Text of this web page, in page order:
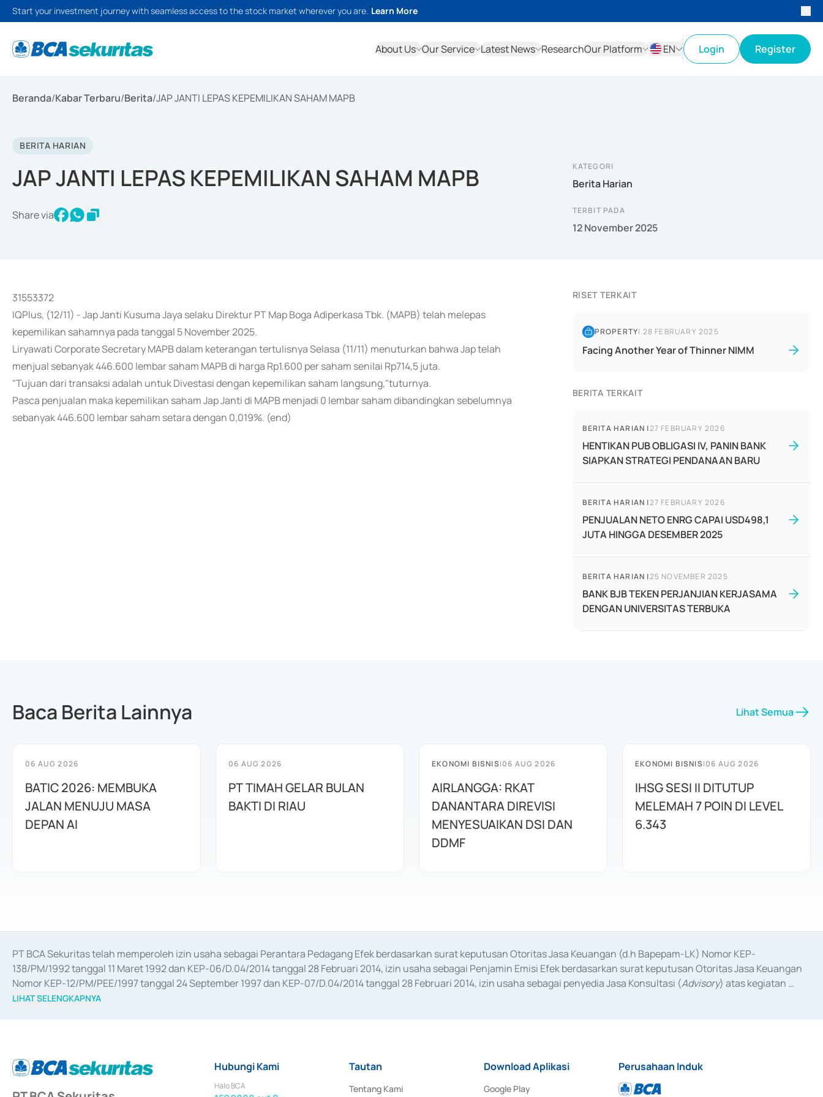
Start your investment journey with seamless access to the stock market wherever you are. Learn More
About Us Our Service Latest News ResearchOur Platform
EN
Login Register
Beranda/Kabar Terbaru/Berita/JAP JANTI LEPAS KEPEMILIKAN SAHAM MAPB
BERITA HARIAN
JAP JANTI LEPAS KEPEMILIKAN SAHAM MAPB
Share via
KATEGORI
Berita Harian
TERBIT PADA
12 November 2025
31553372
IQPlus, (12/11) - Jap Janti Kusuma Jaya selaku Direktur PT Map Boga Adiperkasa Tbk. (MAPB) telah melepas
kepemilikan sahamnya pada tanggal 5 November 2025.
Liryawati Corporate Secretary MAPB dalam keterangan tertulisnya Selasa (11/11) menuturkan bahwa Jap telah
menjual sebanyak 446.600 lembar saham MAPB di harga Rp1.600 per saham senilai Rp714,5 juta.
"Tujuan dari transaksi adalah untuk Divestasi dengan kepemilikan saham langsung,"tuturnya.
Pasca penjualan maka kepemilikan saham Jap Janti di MAPB menjadi 0 lembar saham dibandingkan sebelumnya
sebanyak 446.600 lembar saham setara dengan 0,019%. (end)
RISET TERKAIT
PROPERTY| 28 FEBRUARY 2025
Facing Another Year of Thinner NIMM
BERITA TERKAIT
BERITA HARIAN |27 FEBRUARY 2026
HENTIKAN PUB OBLIGASI IV, PANIN BANK
SIAPKAN STRATEGI PENDANAAN BARU
BERITA HARIAN |27 FEBRUARY 2026
PENJUALAN NETO ENRG CAPAI USD498,1
JUTA HINGGA DESEMBER 2025
BERITA HARIAN |25 NOVEMBER 2025
BANK BJB TEKEN PERJANJIAN KERJASAMA
DENGAN UNIVERSITAS TERBUKA
Baca Berita Lainnya Lihat Semua
06 AUG 2026
BATIC 2026: MEMBUKA
JALAN MENUJU MASA
DEPAN AI
06 AUG 2026
PT TIMAH GELAR BULAN
BAKTI DI RIAU
EKONOMI BISNIS|06 AUG 2026
AIRLANGGA: RKAT
DANANTARA DIREVISI
MENYESUAIKAN DSI DAN
DDMF
EKONOMI BISNIS|06 AUG 2026
IHSG SESI II DITUTUP
MELEMAH 7 POIN DI LEVEL
6.343
PT BCA Sekuritas telah memperoleh izin usaha sebagai Perantara Pedagang Efek berdasarkan surat keputusan Otoritas Jasa Keuangan (d.h Bapepam-LK) Nomor KEP-
138/PM/1992 tanggal 11 Maret 1992 dan KEP-06/D.04/2014 tanggal 28 Februari 2014, izin usaha sebagai Penjamin Emisi Efek berdasarkan surat keputusan Otoritas Jasa Keuangan
Nomor KEP-12/PM/PEE/1997 tanggal 24 September 1997 dan KEP-07/D.04/2014 tanggal 28 Februari 2014, izin usaha sebagai penyedia Jasa Konsultasi (Advisory) atas kegiatan
merger, akuisisi, divestasi, dan
LIHAT SELENGKAPNYA
Hubungi Kami
Halo BCA
Tautan
Tentang Kami
Download Aplikasi
Google Play
Perusahaan Induk